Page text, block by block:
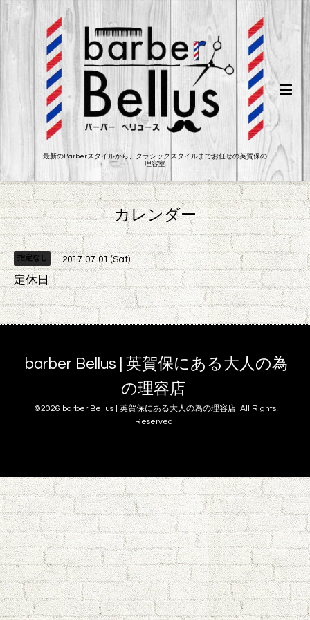
最新のBarberスタイルから、クラシックスタイルまでお任せの英賀保の
理容室
カレンダー
指定なし 2017-07-01 (Sat)
定休日
barber Bellus | 英賀保にある大人の為
の理容店
©2026 barber Bellus | 英賀保にある大人の為の理容店. All Rights
Reserved.